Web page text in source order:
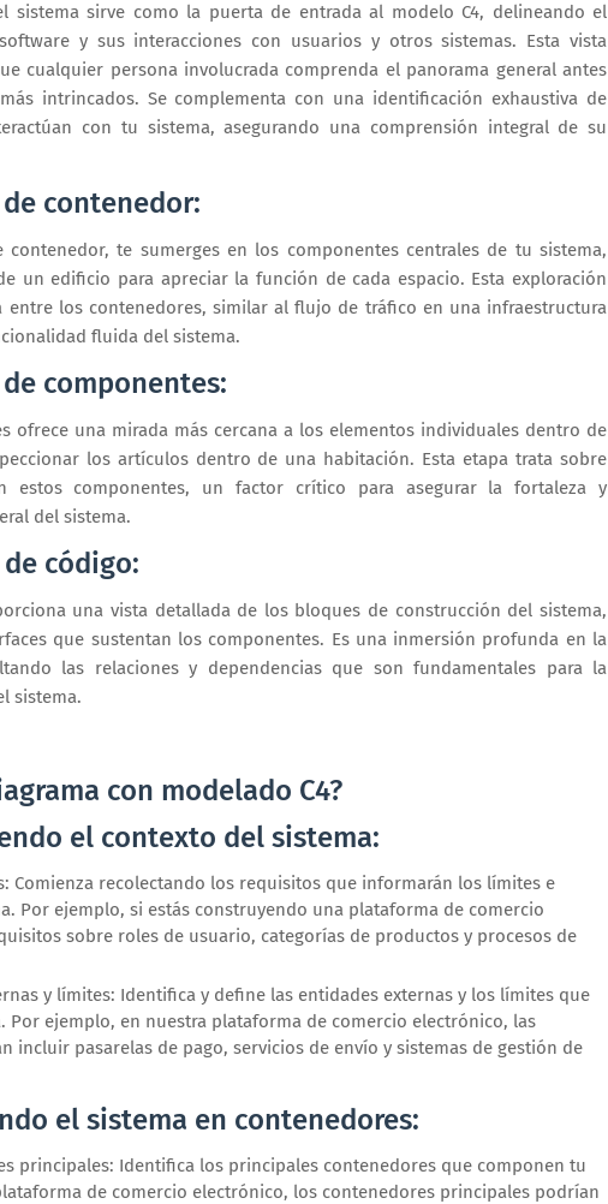
sistema sirve como la puerta de entrada al modelo C4, delineando el
y sus interacciones con usuarios y otros sistemas. Esta vista
cualquier persona involucrada comprenda el panorama general antes
intrincados. Se complementa con una identificación exhaustiva de
con tu sistema, asegurando una comprensión integral de su
contenedor:
te sumerges en los componentes centrales de tu sistema,
un edificio para apreciar la función de cada espacio. Esta exploración
entre los contenedores, similar al flujo de tráfico en una infraestructura
fluida del sistema.
componentes:
ofrece una mirada más cercana a los elementos individuales dentro de
los artículos dentro de una habitación. Esta etapa trata sobre
estos componentes, un factor crítico para asegurar la fortaleza y
del sistema.
código:
una vista detallada de los bloques de construcción del sistema,
que sustentan los componentes. Es una inmersión profunda en la
las relaciones y dependencias que son fundamentales para la
sistema.
con modelado C4?
el contexto del sistema:
Comienza recolectando los requisitos que informarán los límites e
Por ejemplo, si estás construyendo una plataforma de comercio
sobre roles de usuario, categorías de productos y procesos de
y límites: Identifica y define las entidades externas y los límites que
Por ejemplo, en nuestra plataforma de comercio electrónico, las
incluir pasarelas de pago, servicios de envío y sistemas de gestión de
el sistema en contenedores:
principales: Identifica los principales contenedores que componen tu
de comercio electrónico, los contenedores principales podrían